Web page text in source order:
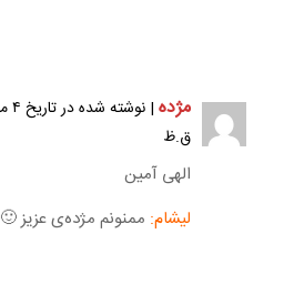
مژده
ق.ظ
الهی آمین
لیشام: ممنونم مژده‌ی عزیز 🙂